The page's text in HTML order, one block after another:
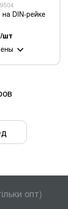
DIN-рейке
шт
опт)